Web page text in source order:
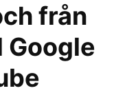
från
Google